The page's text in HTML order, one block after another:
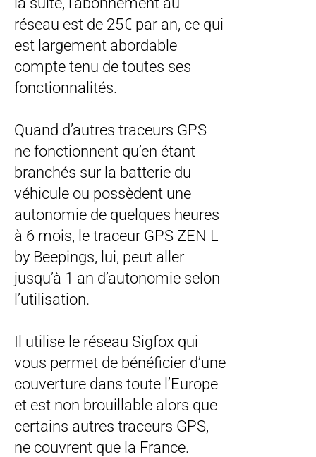
réseau est de 25€ par an, ce qui
est largement abordable
compte tenu de toutes ses
fonctionnalités.
Quand d’autres traceurs GPS
ne fonctionnent qu’en étant
branchés sur la batterie du
véhicule ou possèdent une
autonomie de quelques heures
à 6 mois, le traceur GPS ZEN L
by Beepings, lui, peut aller
jusqu’à 1 an d’autonomie selon
l’utilisation.
Il utilise le réseau Sigfox qui
vous permet de bénéficier d’une
couverture dans toute l’Europe
et est non brouillable alors que
certains autres traceurs GPS,
ne couvrent que la France.